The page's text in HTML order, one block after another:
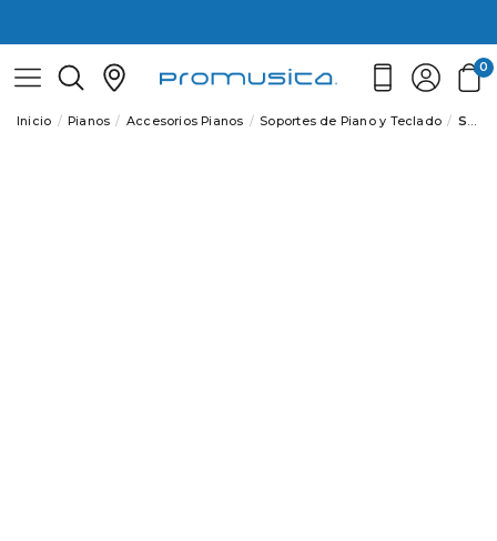
0
Inicio Pianos Accesorios Pianos Soportes de Piano y Teclado Soporte Kawai HML-2 B ( Es-120 )